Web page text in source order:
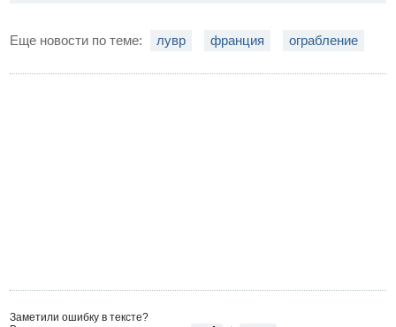
Еще новости по теме: лувр франция ограбление
Заметили ошибку в тексте?